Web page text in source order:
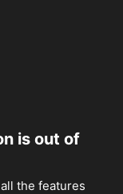
is out of
the features